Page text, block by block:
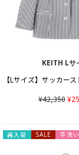
KEITH Lサ
¥42,350
再入荷 SALE 手洗